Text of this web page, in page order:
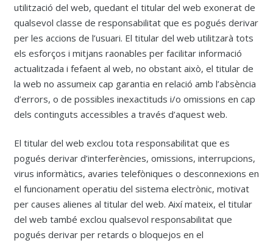
utilització del web, quedant el titular del web exonerat de
qualsevol classe de responsabilitat que es pogués derivar
per les accions de l’usuari. El titular del web utilitzarà tots
els esforços i mitjans raonables per facilitar informació
actualitzada i fefaent al web, no obstant això, el titular de
la web no assumeix cap garantia en relació amb l’absència
d’errors, o de possibles inexactituds i/o omissions en cap
dels continguts accessibles a través d’aquest web.
El titular del web exclou tota responsabilitat que es
pogués derivar d’interferències, omissions, interrupcions,
virus informàtics, avaries telefòniques o desconnexions en
el funcionament operatiu del sistema electrònic, motivat
per causes alienes al titular del web. Així mateix, el titular
del web també exclou qualsevol responsabilitat que
pogués derivar per retards o bloquejos en el